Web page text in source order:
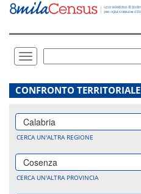
Vai
direttamente
Toggle
navigation
.
CONFRONTO TERRITORIALE
Calabria
CERCA UN'ALTRA REGIONE
Cosenza
CERCA UN'ALTRA PROVINCIA